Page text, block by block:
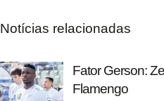
Notícias relacionadas
Fator Gerson:
Flamengo